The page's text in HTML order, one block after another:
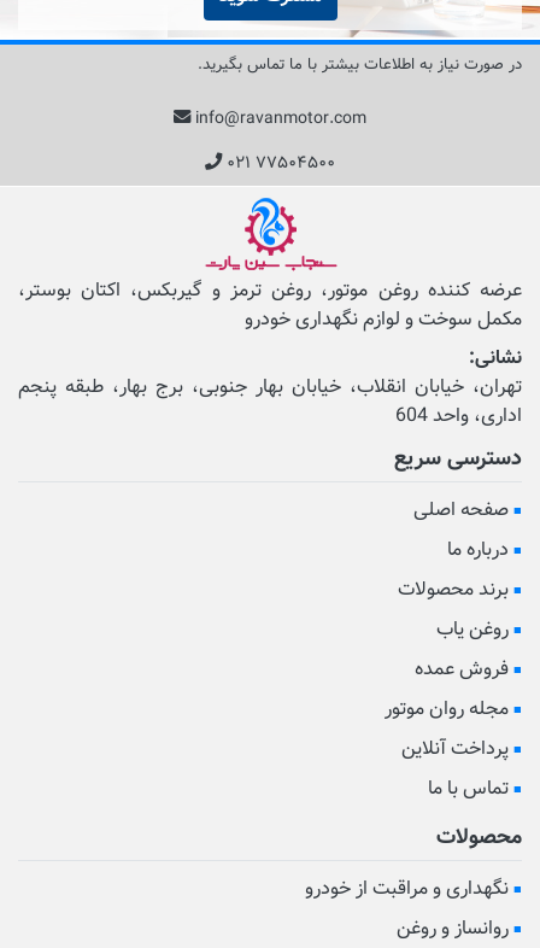
در صورت نیاز به اطلاعات بیشتر با ما تماس بگیرید.
info@ravanmotor.com
۰۲۱ ۷۷۵۰۴۵۰۰
عرضه کننده روغن موتور، روغن ترمز و گیربکس، اکتان بوستر،
مکمل‌ سوخت و لوازم نگهداری خودرو
نشانی:
تهران، خیابان انقلاب، خیابان بهار جنوبی، برج بهار، طبقه پنجم
اداری، واحد 604
دسترسی سریع
صفحه اصلی
درباره ما
برند محصولات
روغن یاب
فروش عمده
مجله روان موتور
پرداخت آنلاین
تماس با ما
محصولات
نگهداری و مراقبت از خودرو
روانساز و روغن